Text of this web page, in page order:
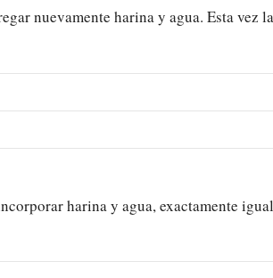
nuevamente harina y agua. Esta vez
harina y agua, exactamente